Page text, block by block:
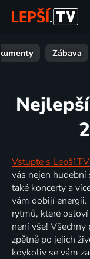
Zábava
Vstupte s
vás nejen
také koncerty a
vám dobijí energii.
rytmů, které
není vše!
zpětně po jejich
kdykoliv se vám